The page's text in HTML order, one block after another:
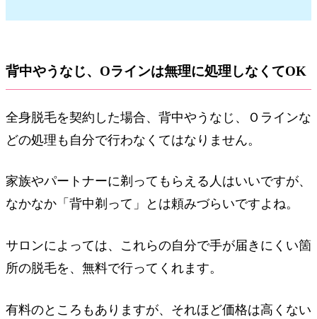
背中やうなじ、Oラインは無理に処理しなくてOK
全身脱毛を契約した場合、背中やうなじ、Ｏラインな
どの処理も自分で行わなくてはなりません。
家族やパートナーに剃ってもらえる人はいいですが、
なかなか「背中剃って」とは頼みづらいですよね。
サロンによっては、これらの自分で手が届きにくい箇
所の脱毛を、無料で行ってくれます。
有料のところもありますが、それほど価格は高くない